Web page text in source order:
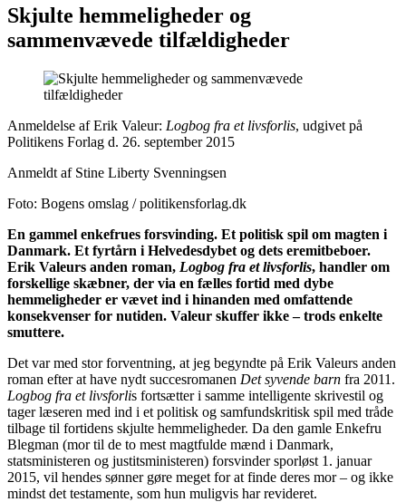
Skjulte hemmeligheder og
sammenvævede tilfældigheder
Anmeldelse af Erik Valeur: Logbog fra et livsforlis, udgivet på
Politikens Forlag d. 26. september 2015
Anmeldt af Stine Liberty Svenningsen
Foto: Bogens omslag / politikensforlag.dk
En gammel enkefrues forsvinding. Et politisk spil om magten i
Danmark. Et fyrtårn i Helvedesdybet og dets eremitbeboer.
Erik Valeurs anden roman, Logbog fra et livsforlis, handler om
forskellige skæbner, der via en fælles fortid med dybe
hemmeligheder er vævet ind i hinanden med omfattende
konsekvenser for nutiden. Valeur skuffer ikke – trods enkelte
smuttere.
Det var med stor forventning, at jeg begyndte på Erik Valeurs anden
roman efter at have nydt succesromanen Det syvende barn fra 2011.
Logbog fra et livsforlis fortsætter i samme intelligente skrivestil og
tager læseren med ind i et politisk og samfundskritisk spil med tråde
tilbage til fortidens skjulte hemmeligheder. Da den gamle Enkefru
Blegman (mor til de to mest magtfulde mænd i Danmark,
statsministeren og justitsministeren) forsvinder sporløst 1. januar
2015, vil hendes sønner gøre meget for at finde deres mor – og ikke
mindst det testamente, som hun muligvis har revideret.